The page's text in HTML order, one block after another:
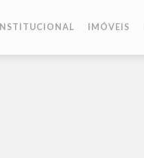
INSTITUCIONAL IMÓVEIS